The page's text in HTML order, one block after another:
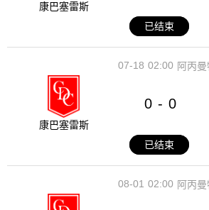
康巴塞雷斯
已结束
02:00
07-18 阿丙曼
康巴塞雷斯
0 - 0
已结束
02:00
08-01 阿丙曼